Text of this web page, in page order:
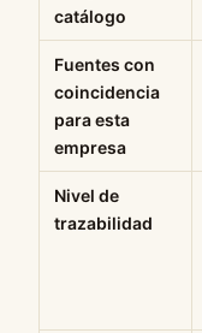
catálogo
Fuentes con
coincidencia
para esta
empresa
Nivel de
trazabilidad